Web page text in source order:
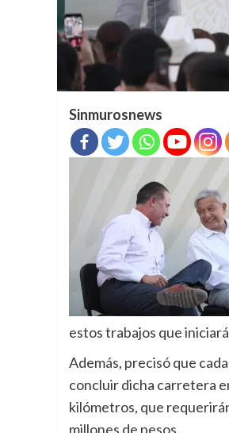
Sinmurosnews
estos trabajos que
Además, precisó que
concluir dicha carretera
kilómetros, que
millones de pesos.